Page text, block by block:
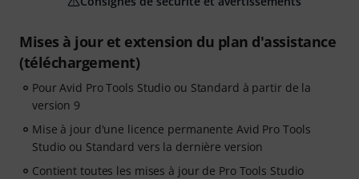
Mises à jour et extension du plan d'assistance
(téléchargement)
Pour Avid Pro Tools Studio ou Standard à partir de la
version 9
Mise à jour d'une licence permanente Avid Pro Tools
Studio ou Standard vers la dernière version
Contient toutes les mises à jour de Pro Tools Studio